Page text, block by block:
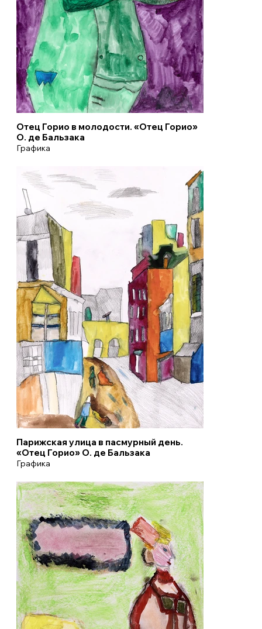
Отец Горио в молодости. «Отец Горио»
О. де Бальзака
Графика
Парижская улица в пасмурный день.
«Отец Горио» О. де Бальзака
Графика